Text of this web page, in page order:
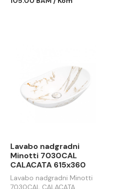
Lavabo nadgradni
Minotti 7030CAL
CALACATA 615x360
Lavabo nadgradni Minotti
7030CAL CALACATA